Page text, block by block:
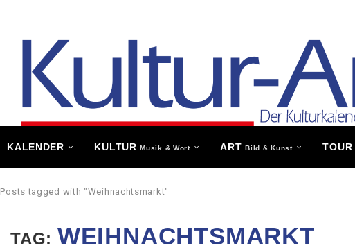
KALENDER KULTURMusik & Wort ARTBild & Kunst TOUR
Posts tagged with "Weihnachtsmarkt"
TAG: WEIHNACHTSMARKT